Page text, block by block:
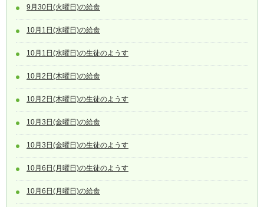
9月30日(火曜日)の給食
10月1日(水曜日)の給食
10月1日(水曜日)の生徒のようす
10月2日(木曜日)の給食
10月2日(木曜日)の生徒のようす
10月3日(金曜日)の給食
10月3日(金曜日)の生徒のようす
10月6日(月曜日)の生徒のようす
10月6日(月曜日)の給食